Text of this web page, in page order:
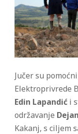
Jučer su
Elektroprivrede
Edin Lapandić i
održavanje
Kakanj, s ciljem